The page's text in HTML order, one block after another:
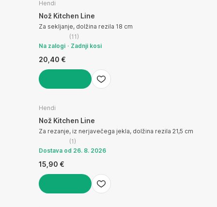
Hendi
Nož Kitchen Line
Za sekljanje, dolžina rezila 18 cm
(11 )
Na zalogi
Zadnji kosi
20,40 €
Hendi
Nož Kitchen Line
Za rezanje, iz nerjavečega jekla, dolžina rezila 21,5 cm
(1 )
Dostava od 26. 8. 2026
15,90 €